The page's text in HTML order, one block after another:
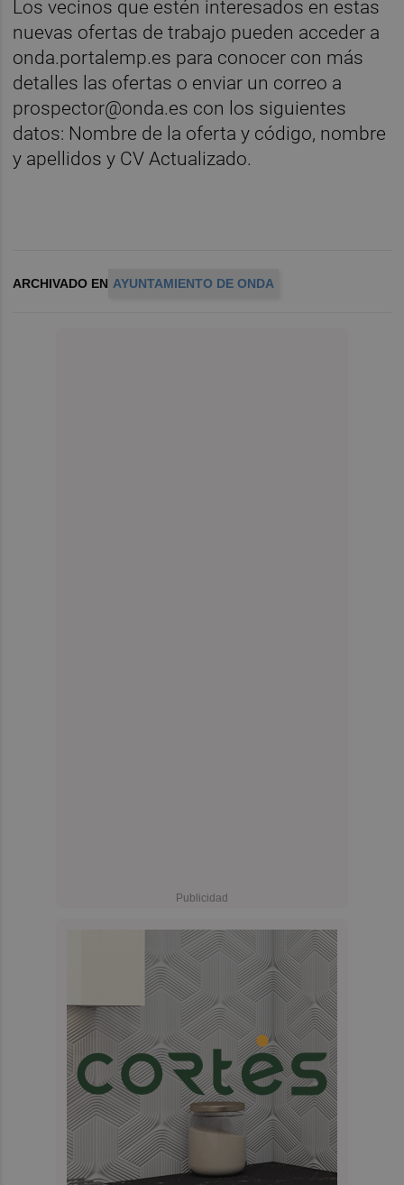
Los vecinos que estén interesados en estas
nuevas ofertas de trabajo pueden acceder a
onda.portalemp.es para conocer con más
detalles las ofertas o enviar un correo a
prospector@onda.es con los siguientes
datos: Nombre de la oferta y código, nombre
y apellidos y CV Actualizado.
ARCHIVADO EN AYUNTAMIENTO DE ONDA